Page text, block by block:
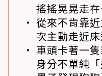
搖搖晃晃走
從來不肯靠
次主動走近
車頭卡著一
身分不單純「